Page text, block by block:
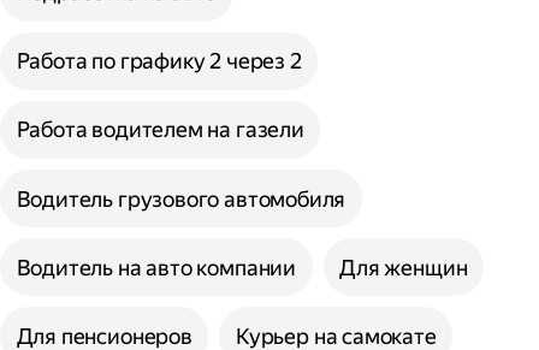
Работа по графику 2 через 2
Работа водителем на газели
Водитель грузового автомобиля
Водитель на авто компании Для женщин
Для пенсионеров Курьер на самокате